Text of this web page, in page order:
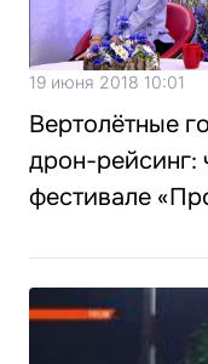
19 июня 2018 10:01
Вертолётные
дрон-рейсинг:
фестивале